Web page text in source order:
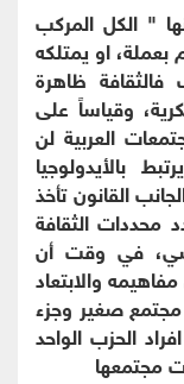
" الكل المركب
او يمتلكه
ظاهرة
وقياساً على
العربية لن
بالأيدولوجيا
القانون تأخذ
محددات الثقافة
في وقت أن
والابتعاد
مجتمع صغير وجزء
الحزب الواحد
مجتمعها